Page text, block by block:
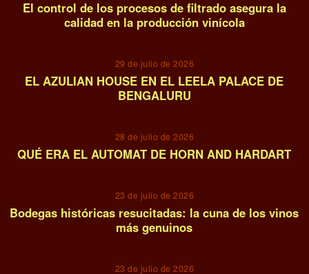
El control de los procesos de filtrado asegura la
calidad en la producción vinícola
29 de julio de 2026
EL AZULIAN HOUSE EN EL LEELA PALACE DE
BENGALURU
28 de julio de 2026
QUÉ ERA EL AUTOMAT DE HORN AND HARDART
06
23 de julio de 2026
Bodegas históricas resucitadas: la cuna de los vinos
más genuinos
23 de julio de 2026